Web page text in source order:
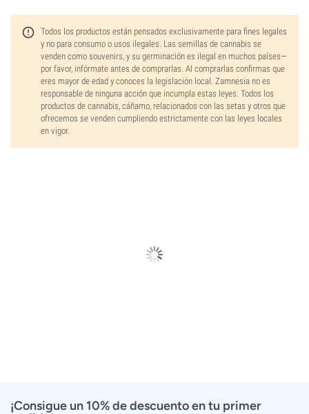
Todos los productos están pensados exclusivamente para fines legales
y no para consumo o usos ilegales. Las semillas de cannabis se
venden como souvenirs, y su germinación es ilegal en muchos países—
por favor, infórmate antes de comprarlas. Al comprarlas confirmas que
eres mayor de edad y conoces la legislación local. Zamnesia no es
responsable de ninguna acción que incumpla estas leyes. Todos los
productos de cannabis, cáñamo, relacionados con las setas y otros que
ofrecemos se venden cumpliendo estrictamente con las leyes locales
en vigor.
¡Consigue un 10% de descuento en tu primer